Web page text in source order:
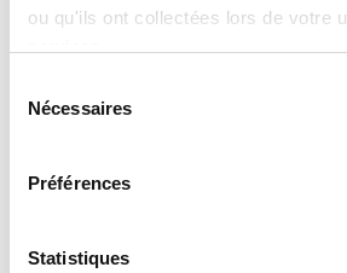
ou qu'ils ont collectées lors de votre
Nécessaires
Préférences
Statistiques